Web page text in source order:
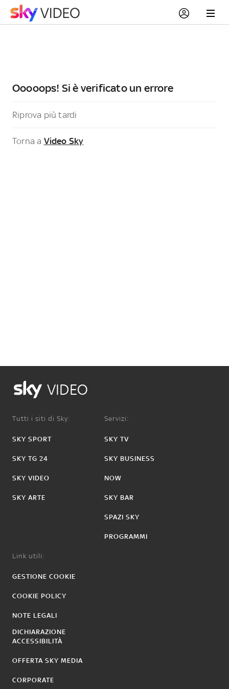
Ooooops! Si è verificato un errore
Riprova più tardi
Torna a Video Sky
VIDEO
Tutti i siti di Sky:
SKY SPORT
SKY TG 24
SKY VIDEO
SKY ARTE
Servizi:
SKY TV
SKY BUSINESS
NOW
SKY BAR
SPAZI SKY
PROGRAMMI
Link utili:
GESTIONE COOKIE
COOKIE POLICY
NOTE LEGALI
DICHIARAZIONE
ACCESSIBILITÀ
OFFERTA SKY MEDIA
CORPORATE